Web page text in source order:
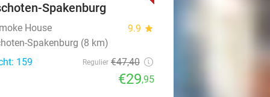
Spakenburg
House 9.9 star
Spakenburg (8 km)
159
Regulier €47,40
€29,95